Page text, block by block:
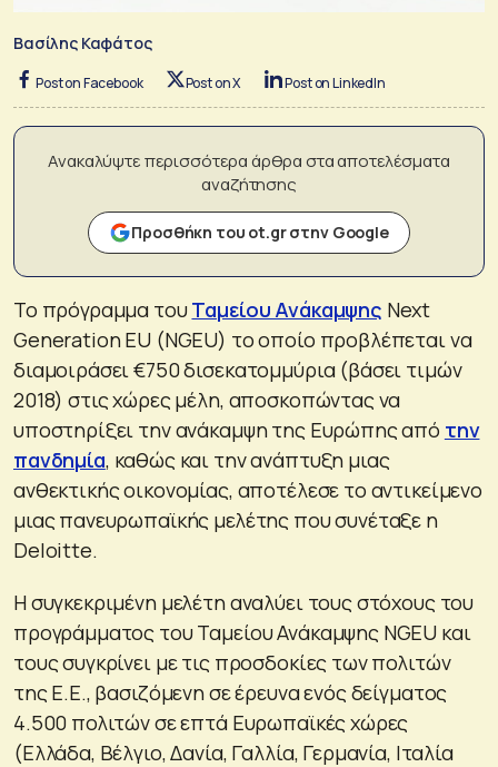
Βασίλης Καφάτος
Post on Facebook Post on X Post on LinkedIn
Ανακαλύψτε περισσότερα άρθρα στα αποτελέσματα
αναζήτησης
Προσθήκη του ot.gr στην Google
Το πρόγραμμα τουΤαμείου Ανάκαμψης Next
Generation EU (NGEU) το οποίο προβλέπεται να
διαμοιράσει €750 δισεκατομμύρια (βάσει τιμών
2018) στις χώρες μέλη, αποσκοπώντας να
υποστηρίξει την ανάκαμψη της Ευρώπης από την
πανδημία, καθώς και την ανάπτυξη μιας
ανθεκτικής οικονομίας, αποτέλεσε το αντικείμενο
μιας πανευρωπαϊκής μελέτης που συνέταξε η
Deloitte.
Η συγκεκριμένη μελέτη αναλύει τους στόχους του
προγράμματος του Ταμείου Ανάκαμψης NGEU και
τους συγκρίνει με τις προσδοκίες των πολιτών
της Ε.Ε., βασιζόμενη σε έρευνα ενός δείγματος
4.500 πολιτών σε επτά Ευρωπαϊκές χώρες
(Ελλάδα, Βέλγιο, Δανία, Γαλλία, Γερμανία, Ιταλία